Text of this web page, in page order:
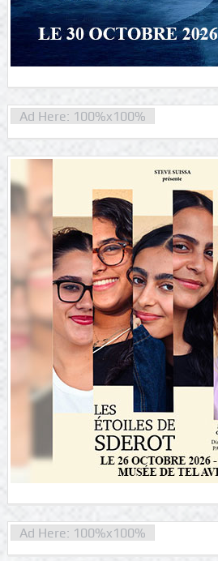
Ad Here: 100%x100%
Ad Here: 100%x100%